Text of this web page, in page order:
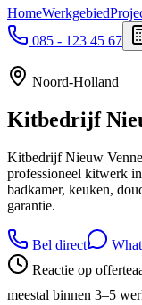
HomeWerkgebied
085 - 123 45 67
Noord-Holland
Kitbedrijf
Kitbedrijf Nieuw
professioneel kitwerk
badkamer, keuken,
garantie.
Bel direct
Reactie op
meestal binnen 3–5